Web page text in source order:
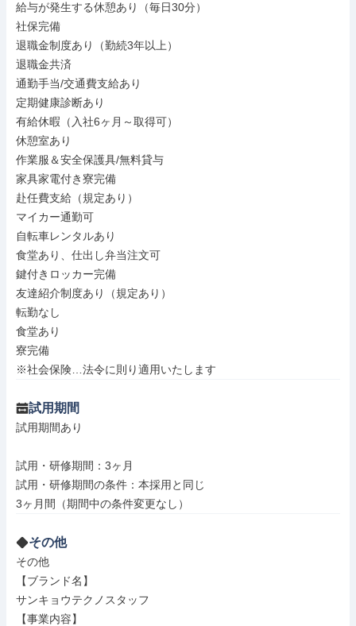
給与が発生する休憩あり（毎日30分）
社保完備
退職金制度あり（勤続3年以上）
退職金共済
通勤手当/交通費支給あり
定期健康診断あり
有給休暇（入社6ヶ月～取得可）
休憩室あり
作業服＆安全保護具/無料貸与
家具家電付き寮完備
赴任費支給（規定あり）
マイカー通勤可
自転車レンタルあり
食堂あり、仕出し弁当注文可
鍵付きロッカー完備
友達紹介制度あり（規定あり）
転勤なし
食堂あり
寮完備
※社会保険…法令に則り適用いたします
試用期間
試用期間あり
試用・研修期間：3ヶ月
試用・研修期間の条件：本採用と同じ
その他
その他
【ブランド名】
サンキョウテクノスタッフ
【事業内容】